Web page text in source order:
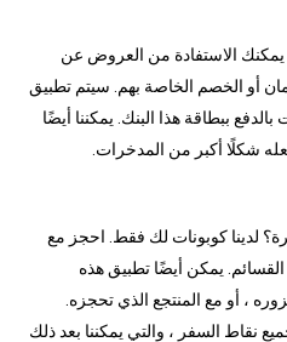
الاستفادة من العروض عن
أو الخصم الخاصة بهم. سيتم تطبيق
ببطاقة هذا البنك. يمكننا أيضًا
شكلًا أكبر من المدخرات.
لدينا كوبونات لك فقط. احجز مع
يمكن أيضًا تطبيق هذه
، أو مع المنتجع الذي تحجزه.
نقاط السفر ، والتي يمكننا بعد ذلك